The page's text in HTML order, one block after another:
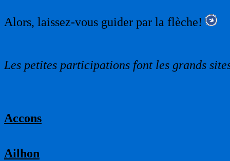
Alors, laissez-vous guider par la flèche!
Les petites participations font les grands
Accons
Ailhon